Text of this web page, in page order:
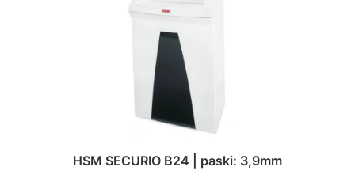
HSM SECURIO B24 | paski: 3,9mm